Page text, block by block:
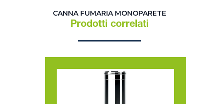
CANNA FUMARIA MONOPARETE
Prodotti correlati